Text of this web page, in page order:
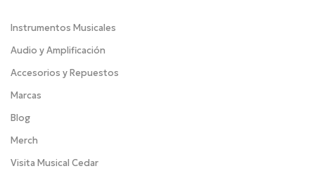
Instrumentos Musicales
Audio y Amplificación
Accesorios y Repuestos
Marcas
Blog
Merch
Visita Musical Cedar